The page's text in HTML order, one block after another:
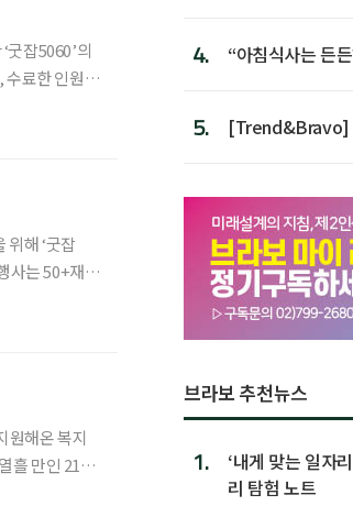
굿잡5060’의
수료한 인원
해 ‘굿잡
원해온 복지
흘 만인 21일
4.
“아침식사는 든
5.
[Trend&Bravo]
브라보 추천뉴스
1.
‘내게 맞는 일자
리 탐험 노트